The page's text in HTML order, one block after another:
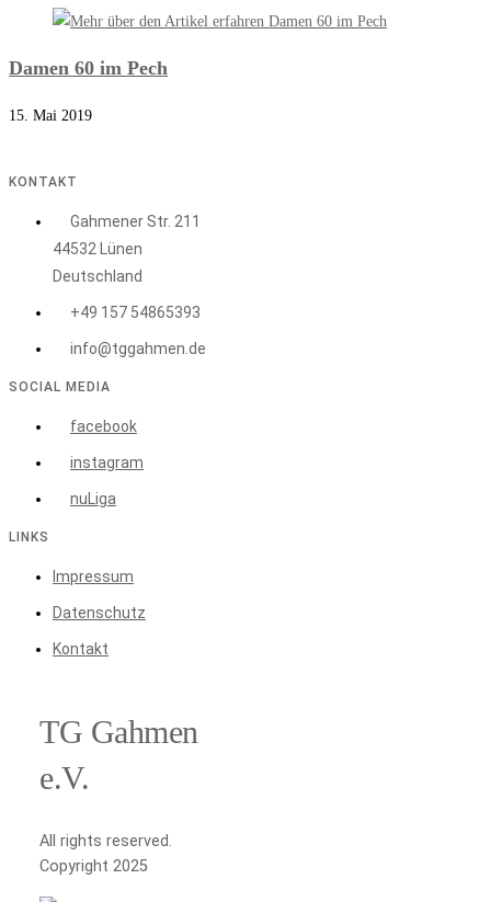
Damen 60 im Pech
15. Mai 2019
KONTAKT
Gahmener Str. 211
44532 Lünen
Deutschland
+49 157 54865393
info@tggahmen.de
SOCIAL MEDIA
facebook
instagram
nuLiga
LINKS
Impressum
Datenschutz
Kontakt
TG Gahmen
e.V.
All rights reserved.
Copyright 2025